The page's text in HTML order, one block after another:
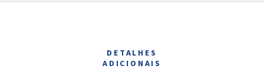
DETALHES
ADICIONAIS